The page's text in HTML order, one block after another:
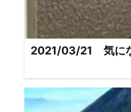
2021/03/21 気に